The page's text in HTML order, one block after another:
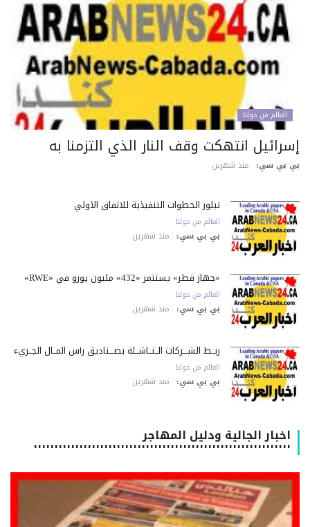
العالم من حولنا
انتهكت وقف النار الذي التزمنا به
بي سي: منذ شهرين
تبلور الخطوات التنفيذية للاتفاق الأولي
العالم من حولنا
بي بي سي: منذ شهرين
«جهاز قطر» يستثمر «432» مليون يورو في «RWE»
العالم من حولنا
بي بي سي: منذ شهرين
ربــط الشـــركات الــنــاشــئة بصـــناديق رأس المــال الجــريء
العالم من حولنا
بي بي سي: منذ شهرين
اخبار الجالية ودليل المهاجر
٠٠٠٠٠٠٠٠٠٠٠٠٠٠٠٠٠٠٠٠٠٠٠٠٠٠٠٠٠٠٠٠٠٠٠٠٠٠٠٠٠٠٠٠٠٠٠٠٠٠٠٠٠٠٠٠٠٠٠٠٠٠